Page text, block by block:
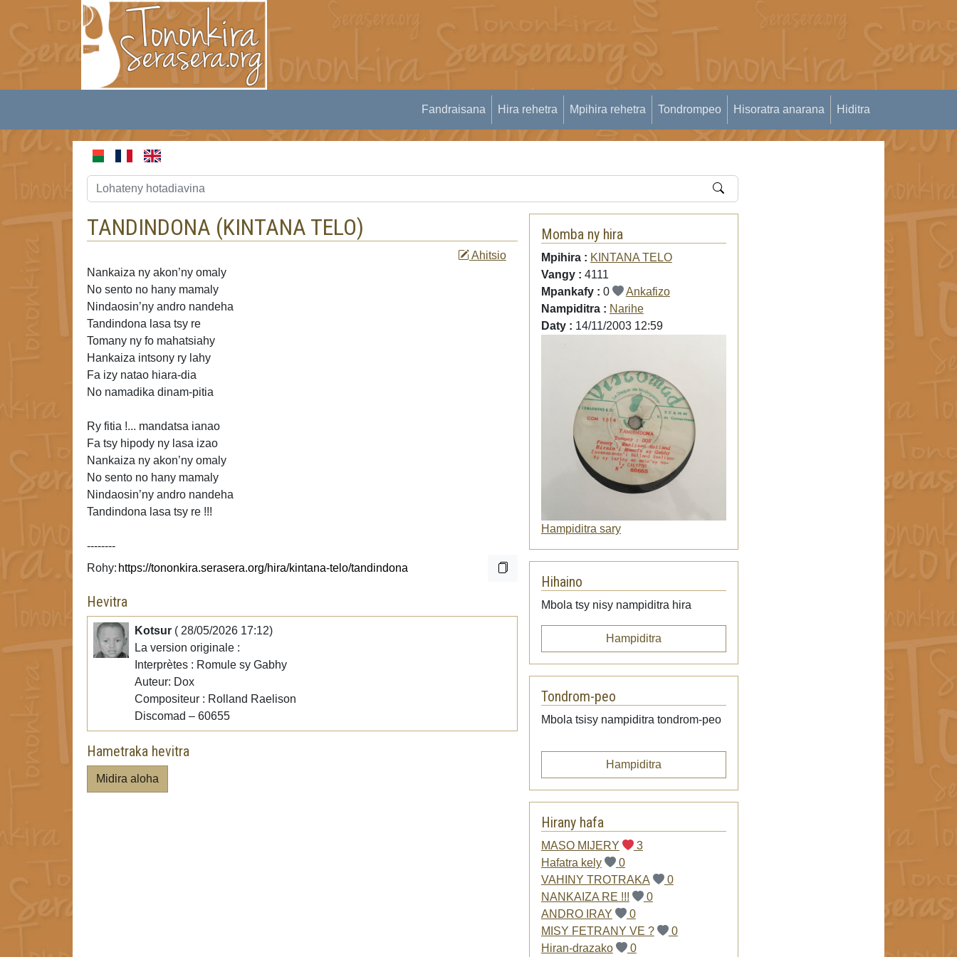
Fandraisana Hira rehetra Mpihira rehetra Tondrompeo Hisoratra anarana Hiditra
TANDINDONA (KINTANA TELO)
Ahitsio
Nankaiza ny akon’ny omaly
No sento no hany mamaly
Nindaosin’ny andro nandeha
Tandindona lasa tsy re
Tomany ny fo mahatsiahy
Hankaiza intsony ry lahy
Fa izy natao hiara-dia
No namadika dinam-pitia
Ry fitia !... mandatsa ianao
Fa tsy hipody ny lasa izao
Nankaiza ny akon’ny omaly
No sento no hany mamaly
Nindaosin’ny andro nandeha
Tandindona lasa tsy re !!!
--------
Rohy:
Hevitra
Kotsur ( 28/05/2026 17:12)
La version originale :
Interprètes : Romule sy Gabhy
Auteur: Dox
Compositeur : Rolland Raelison
Discomad – 60655
Hametraka hevitra
Midira aloha
Momba ny hira
Mpihira : KINTANA TELO
Vangy : 4111
Mpankafy : 0
Ankafizo
Nampiditra : Narihe
Daty : 14/11/2003 12:59
Hampiditra sary
Hihaino
Mbola tsy nisy nampiditra hira
Hampiditra
Tondrom-peo
Mbola tsisy nampiditra tondrom-peo
Hampiditra
Hirany hafa
MASO MIJERY
3
Hafatra kely
0
VAHINY TROTRAKA
0
NANKAIZA RE !!!
0
ANDRO IRAY
0
MISY FETRANY VE ?
0
Hiran-drazako
0